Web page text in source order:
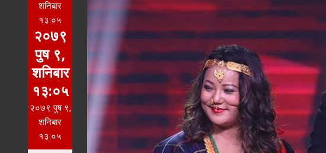
शनिबार
१३:०५
२०७९
पुष ९,
शनिबार
१३:०५
२०७९ पुष ९,
शनिबार
१३:०५